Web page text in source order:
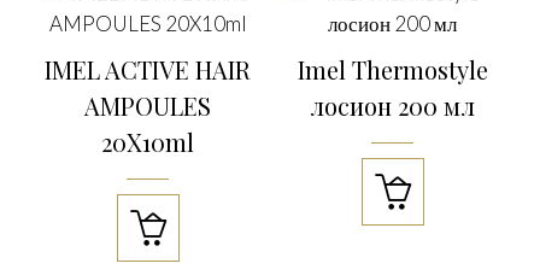
IMEL ACTIVE HAIR
AMPOULES
20X10ml

Imel Thermostyle
лосион 200 мл
